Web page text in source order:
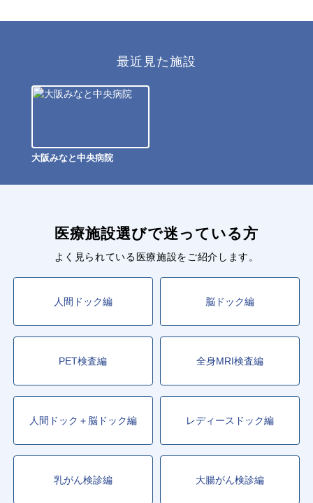
最近見た施設
大阪みなと中央病院
医療施設選びで迷っている方
よく見られている医療施設をご紹介します。
人間ドック編 脳ドック編
PET検査編 全身MRI検査編
人間ドック＋脳ドック編 レディースドック編
乳がん検診編 大腸がん検診編